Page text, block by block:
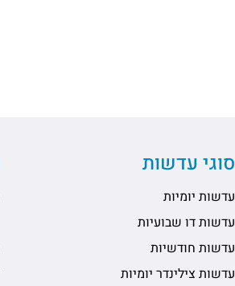
סוגי עדשות
עדשות יומיות
עדשות דו שבועיות
עדשות חודשיות
עדשות צילינדר יומיות